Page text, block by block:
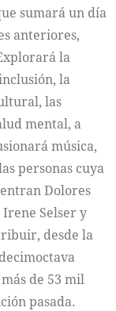
sumará un día
anteriores,
la
la
las
mental, a
música,
personas cuya
Dolores
Irene Selser y
desde la
de 53 mil
pasada.